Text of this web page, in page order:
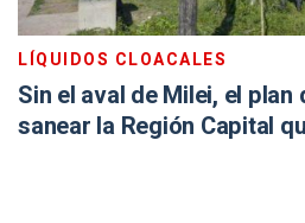
LÍQUIDOS CLOACALES
Sin el aval de Milei, el
sanear la Región Capital